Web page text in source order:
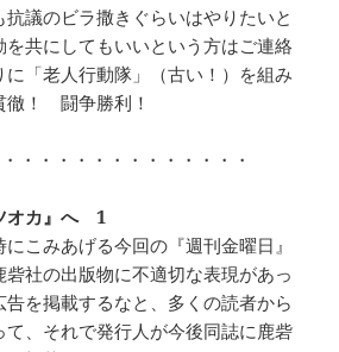
議のビラ撒きぐらいはやりたいと
共にしてもいいという方はご連絡
に「老人行動隊」（古い！）を組み
！ 闘争勝利！
・・・・・・・・・・・・・
カ』へ 1
こみあげる今回の『週刊金曜日』
社の出版物に不適切な表現があっ
を掲載するなと、多くの読者から
て、それで発行人が今後同誌に鹿砦